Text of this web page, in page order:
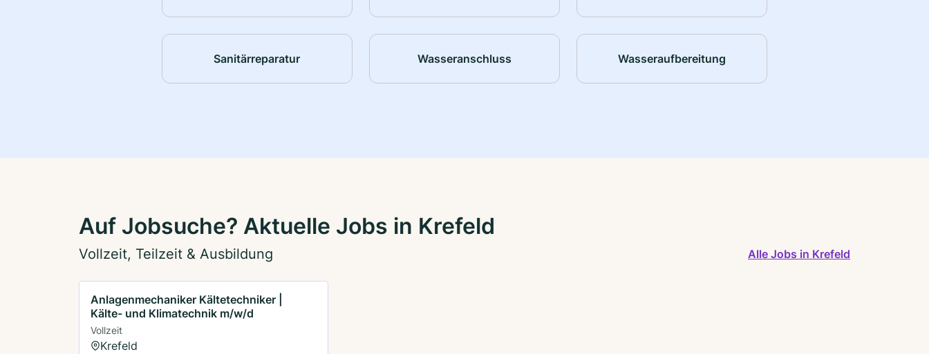
Sanitärreparatur Wasseranschluss Wasseraufbereitung
Auf Jobsuche? Aktuelle Jobs in Krefeld
Vollzeit, Teilzeit & Ausbildung Alle Jobs in Krefeld
Anlagenmechaniker Kältetechniker |
Kälte- und Klimatechnik m/w/d
Vollzeit
Krefeld